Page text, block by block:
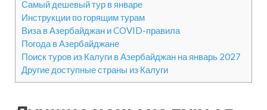
Самый дешевый тур в январе
Инструкции по горящим турам
Виза в Азербайджан и COVID-правила
Погода в Азербайджане
Поиск туров из Калуги в Азербайджан на январь 2027
Другие доступные страны из Калуги